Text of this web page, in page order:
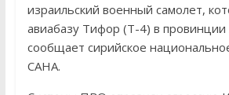
израильский военный самолет,
авиабазу Тифор (Т-4) в
сообщает сирийское
САНА.